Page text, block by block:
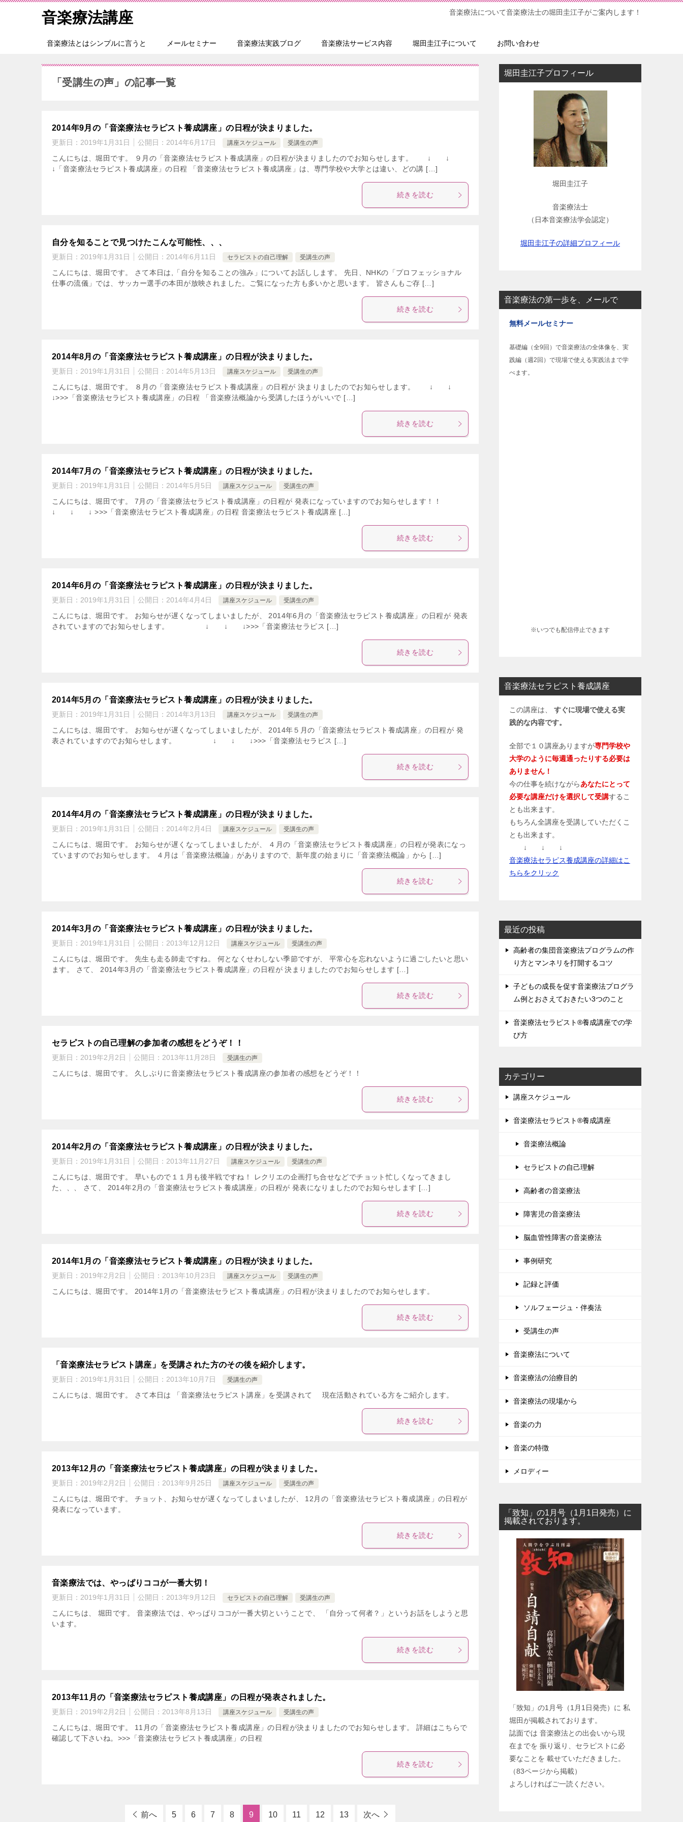
音楽療法講座 音楽療法について音楽療法士の堀田圭江子がご案内します！
音楽療法とはシンプルに言うと メールセミナー 音楽療法実践ブログ 音楽療法サービス内容 堀田圭江子について お問い合わせ
「受講生の声」の記事一覧
2014年9月の「音楽療法セラピスト養成講座」の日程が決まりました。
更新日： 2019年1月31日 公開日： 2014年6月17日 講座スケジュール 受講生の声
こんにちは、堀田です。 ９月の「音楽療法セラピスト養成講座」の日程が決まりましたのでお知らせします。 ↓ ↓
↓「音楽療法セラピスト養成講座」の日程 「音楽療法セラピスト養成講座」は、専門学校や大学とは違い、どの講 […]
続きを読む
自分を知ることで見つけたこんな可能性、、、
更新日： 2019年1月31日 公開日： 2014年6月11日 セラピストの自己理解 受講生の声
こんにちは、堀田です。 さて本日は,「自分を知ることの強み」についてお話しします。 先日、NHKの「プロフェッショナル
仕事の流儀」では、サッカー選手の本田が放映されました。ご覧になった方も多いかと思います。 皆さんもご存 […]
続きを読む
2014年8月の「音楽療法セラピスト養成講座」の日程が決まりました。
更新日： 2019年1月31日 公開日： 2014年5月13日 講座スケジュール 受講生の声
こんにちは、堀田です。 ８月の「音楽療法セラピスト養成講座」の日程が 決まりましたのでお知らせします。 ↓ ↓
↓>>>「音楽療法セラピスト養成講座」の日程 「音楽療法概論から受講したほうがいいで […]
続きを読む
2014年7月の「音楽療法セラピスト養成講座」の日程が決まりました。
更新日： 2019年1月31日 公開日： 2014年5月5日 講座スケジュール 受講生の声
こんにちは、堀田です。 7月の「音楽療法セラピスト養成講座」の日程が 発表になっていますのでお知らせします！！
↓ ↓ ↓ >>>「音楽療法セラピスト養成講座」の日程 音楽療法セラピスト養成講座 […]
続きを読む
2014年6月の「音楽療法セラピスト養成講座」の日程が決まりました。
更新日： 2019年1月31日 公開日： 2014年4月4日 講座スケジュール 受講生の声
こんにちは、堀田です。 お知らせが遅くなってしまいましたが、 2014年6月の「音楽療法セラピスト養成講座」の日程が 発表
されていますのでお知らせします。 ↓ ↓ ↓>>>「音楽療法セラピス […]
続きを読む
2014年5月の「音楽療法セラピスト養成講座」の日程が決まりました。
更新日： 2019年1月31日 公開日： 2014年3月13日 講座スケジュール 受講生の声
こんにちは、堀田です。 お知らせが遅くなってしまいましたが、 2014年５月の「音楽療法セラピスト養成講座」の日程が 発
表されていますのでお知らせします。 ↓ ↓ ↓>>>「音楽療法セラピス […]
続きを読む
2014年4月の「音楽療法セラピスト養成講座」の日程が決まりました。
更新日： 2019年1月31日 公開日： 2014年2月4日 講座スケジュール 受講生の声
こんにちは、堀田です。 お知らせが遅くなってしまいましたが、 ４月の「音楽療法セラピスト養成講座」の日程が発表になっ
ていますのでお知らせします。 ４月は「音楽療法概論」がありますので、新年度の始まりに「音楽療法概論」から […]
続きを読む
2014年3月の「音楽療法セラピスト養成講座」の日程が決まりました。
更新日： 2019年1月31日 公開日： 2013年12月12日 講座スケジュール 受講生の声
こんにちは、堀田です。 先生も走る師走ですね。 何となくせわしない季節ですが、 平常心を忘れないように過ごしたいと思い
ます。 さて、 2014年3月の「音楽療法セラピスト養成講座」の日程が 決まりましたのでお知らせします […]
続きを読む
セラピストの自己理解の参加者の感想をどうぞ！！
更新日： 2019年2月2日 公開日： 2013年11月28日 受講生の声
こんにちは、堀田です。 久しぶりに音楽療法セラピスト養成講座の参加者の感想をどうぞ！！
続きを読む
2014年2月の「音楽療法セラピスト養成講座」の日程が決まりました。
更新日： 2019年1月31日 公開日： 2013年11月27日 講座スケジュール 受講生の声
こんにちは、堀田です。 早いもので１１月も後半戦ですね！ レクリエの企画打ち合せなどでチョット忙しくなってきまし
た、、、 さて、 2014年2月の「音楽療法セラピスト養成講座」の日程が 発表になりましたのでお知らせします […]
続きを読む
2014年1月の「音楽療法セラピスト養成講座」の日程が決まりました。
更新日： 2019年2月2日 公開日： 2013年10月23日 講座スケジュール 受講生の声
こんにちは、堀田です。 2014年1月の「音楽療法セラピスト養成講座」の日程が決まりましたのでお知らせします。
続きを読む
「音楽療法セラピスト講座」を受講された方のその後を紹介します。
更新日： 2019年1月31日 公開日： 2013年10月7日 受講生の声
こんにちは、堀田です。 さて本日は 「音楽療法セラピスト講座」を受講されて 現在活動されている方をご紹介します。
続きを読む
2013年12月の「音楽療法セラピスト養成講座」の日程が決まりました。
更新日： 2019年2月2日 公開日： 2013年9月25日 講座スケジュール 受講生の声
こんにちは、堀田です。 チョット、お知らせが遅くなってしまいましたが、 12月の「音楽療法セラピスト養成講座」の日程が
発表になっています。
続きを読む
音楽療法では、やっぱりココが一番大切！
更新日： 2019年1月31日 公開日： 2013年9月12日 セラピストの自己理解 受講生の声
こんにちは、 堀田です。 音楽療法では、やっぱりココが一番大切ということで、 「自分って何者？」というお話をしようと思
います。
続きを読む
2013年11月の「音楽療法セラピスト養成講座」の日程が発表されました。
更新日： 2019年2月2日 公開日： 2013年8月13日 講座スケジュール 受講生の声
こんにちは、堀田です。 11月の「音楽療法セラピスト養成講座」の日程が決まりましたのでお知らせします。 詳細はこちらで
確認して下さいね。>>>「音楽療法セラピスト養成講座」の日程
続きを読む
前へ 5 6 7 8 9 10 11 12 13 次へ
堀田圭江子プロフィール
堀田圭江子
音楽療法士
（日本音楽療法学会認定）
堀田圭江子の詳細プロフィール
音楽療法の第一歩を、メールで
無料メールセミナー
基礎編（全9回）で音楽療法の全体像を、実
践編（週2回）で現場で使える実践法まで学
べます。
※いつでも配信停止できます
音楽療法セラピスト養成講座
この講座は、 すぐに現場で使える実
践的な内容です。
全部で１０講座ありますが専門学校や
大学のように毎週通ったりする必要は
ありません！
今の仕事を続けながらあなたにとって
必要な講座だけを選択して受講するこ
とも出来ます。
もちろん全講座を受講していただくこ
とも出来ます。
↓ ↓ ↓
音楽療法セラピス養成講座の詳細はこ
ちらをクリック
最近の投稿
高齢者の集団音楽療法プログラムの作
り方とマンネリを打開するコツ
子どもの成長を促す音楽療法プログラ
ム例とおさえておきたい3つのこと
音楽療法セラピスト®養成講座での学
び方
カテゴリー
講座スケジュール
音楽療法セラピスト®養成講座
音楽療法概論
セラピストの自己理解
高齢者の音楽療法
障害児の音楽療法
脳血管性障害の音楽療法
事例研究
記録と評価
ソルフェージュ・伴奏法
受講生の声
音楽療法について
音楽療法の治療目的
音楽療法の現場から
音楽の力
音楽の特徴
メロディー
「致知」の1月号（1月1日発売）に
掲載されております。
「致知」の1月号（1月1日発売）に 私
堀田が掲載されております。
誌面では 音楽療法との出会いから現
在までを 振り返り、セラピストに必
要なことを 載せていただきました。
（83ページから掲載）
よろしければご一読ください。